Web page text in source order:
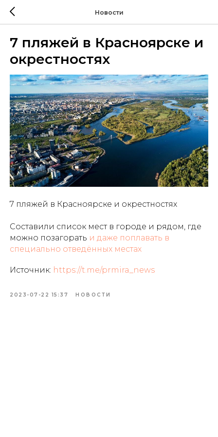
Новости
7 пляжей в Красноярске и
окрестностях
7 пляжей в Красноярске и окрестностях
Составили список мест в городе и рядом, где
можно позагорать и даже поплавать в
специально отведённых местах
Источник: https://t.me/prmira_news
2023-07-22 15:37 НОВОСТИ